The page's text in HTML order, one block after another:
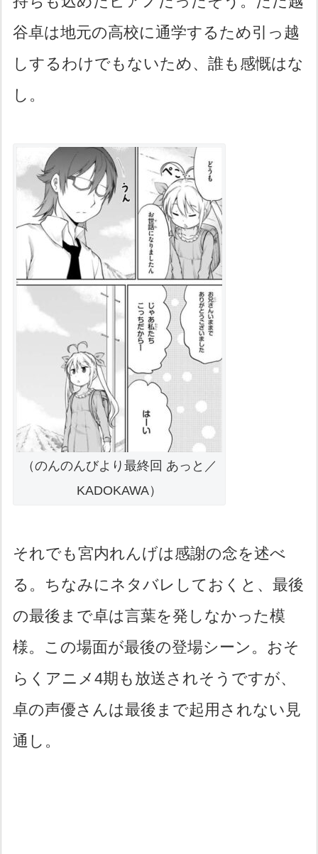
谷卓は地元の高校に通学するため引っ越
しするわけでもないため、誰も感慨はな
し。
（のんのんびより最終回 あっと／
KADOKAWA）
それでも宮内れんげは感謝の念を述べ
る。ちなみにネタバレしておくと、最後
の最後まで卓は言葉を発しなかった模
様。この場面が最後の登場シーン。おそ
らくアニメ4期も放送されそうですが、
卓の声優さんは最後まで起用されない見
通し。